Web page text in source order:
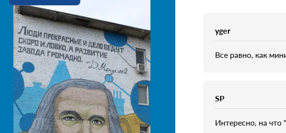
yger
Все равно, как
SP
Интересно, на что